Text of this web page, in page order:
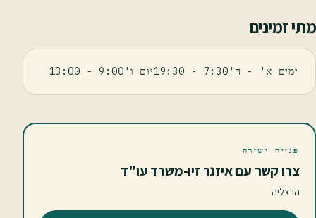
מתי זמינים
ימים א' - ה'7:30 - 19:30יום ו'9:00 - 13:00
פנייה ישירה
צרו קשר עם איזנר זיו-משרד עו"ד
הרצליה